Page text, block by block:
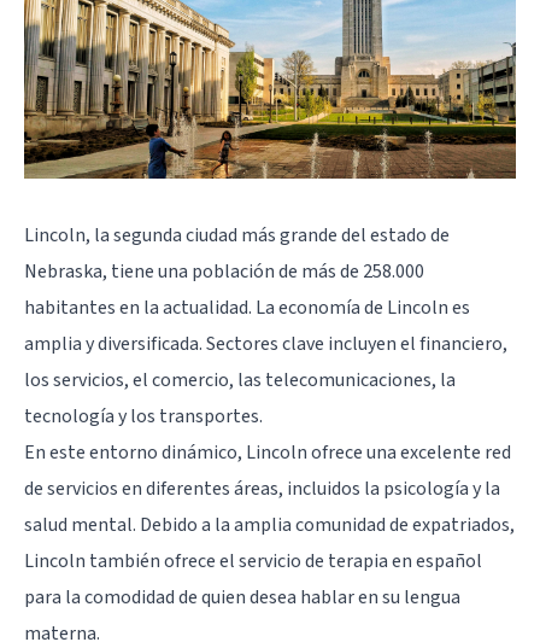
Lincoln, la segunda ciudad más grande del estado de
Nebraska, tiene una población de más de 258.000
habitantes en la actualidad. La economía de Lincoln es
amplia y diversificada. Sectores clave incluyen el financiero,
los servicios, el comercio, las telecomunicaciones, la
tecnología y los transportes.
En este entorno dinámico, Lincoln ofrece una excelente red
de servicios en diferentes áreas, incluidos la psicología y la
salud mental. Debido a la amplia comunidad de expatriados,
Lincoln también ofrece el servicio de terapia en español
para la comodidad de quien desea hablar en su lengua
materna.